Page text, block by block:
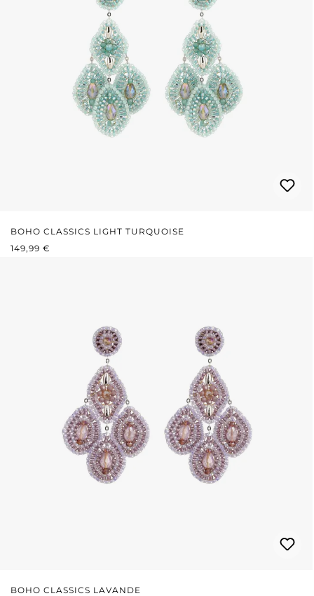
BOHO CLASSICS LIGHT TURQUOISE
PRIX RÉGULIER :
149,99 €
BOHO CLASSICS LAVANDE